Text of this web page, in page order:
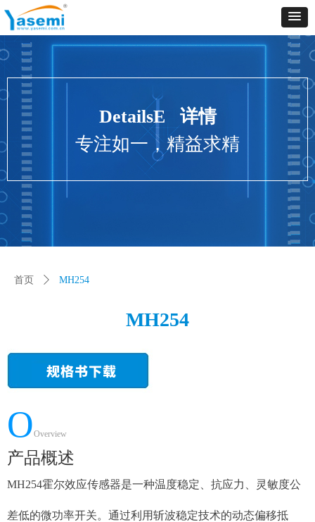
MH254
首页 ꄲ MH254
OOverview
产品概述
MH254霍尔效应传感器是一种温度稳定、抗应力、灵敏度公
差低的微功率开关。通过利用斩波稳定技术的动态偏移抵
Control Render
ControlType:productSlideBind Error:未将对象引用设置到对象的实例。
DetailsE 详情
专注如一，精益求精